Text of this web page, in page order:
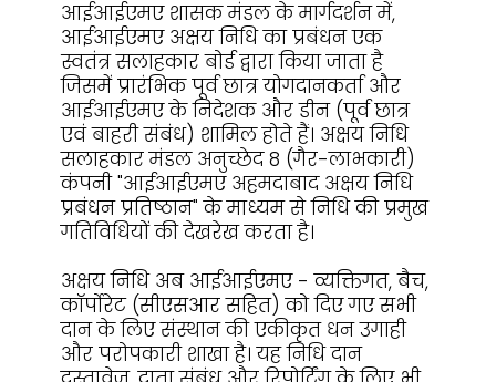
आईआईएमए शासक मंडल के मार्गदर्शन में,
आईआईएमए अक्षय निधि का प्रबंधन एक
स्वतंत्र सलाहकार बोर्ड द्वारा किया जाता है
जिसमें प्रारंभिक पूर्व छात्र योगदानकर्ता और
आईआईएमए के निदेशक और डीन (पूर्व छात्र
एवं बाहरी संबंध) शामिल होते हैं। अक्षय निधि
सलाहकार मंडल अनुच्छेद 8 (गैर-लाभकारी)
कंपनी "आईआईएमए अहमदाबाद अक्षय निधि
प्रबंधन प्रतिष्ठान" के माध्यम से निधि की प्रमुख
गतिविधियों की देखरेख करता है।
अक्षय निधि अब आईआईएमए - व्यक्तिगत, बैच,
कॉर्पोरेट (सीएसआर सहित) को दिए गए सभी
दान के लिए संस्थान की एकीकृत धन उगाही
और परोपकारी शाखा है। यह निधि दान